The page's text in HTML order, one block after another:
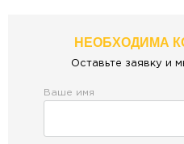
НЕОБХОДИМА
Оставьте заявку и
Ваше имя